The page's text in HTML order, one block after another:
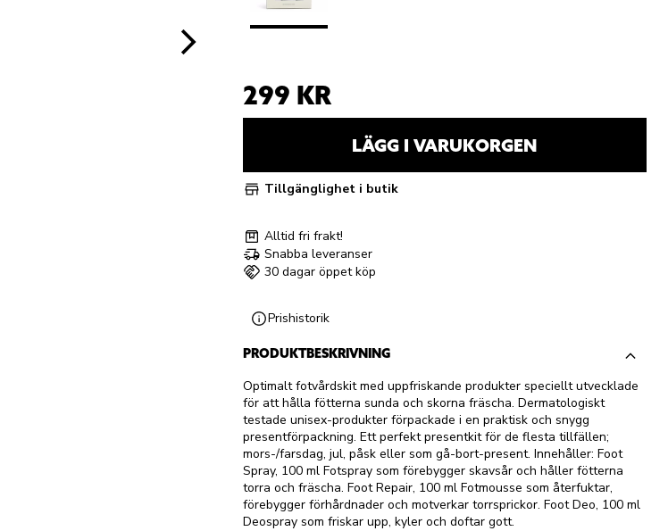
299 KR
LÄGG I VARUKORGEN
Tillgänglighet i butik
Alltid fri frakt!
Snabba leveranser
30 dagar öppet köp
Prishistorik
PRODUKTBESKRIVNING
Optimalt fotvårdskit med uppfriskande produkter speciellt utvecklade
för att hålla fötterna sunda och skorna fräscha. Dermatologiskt
testade unisex-produkter förpackade i en praktisk och snygg
presentförpackning. Ett perfekt presentkit för de flesta tillfällen;
mors-/farsdag, jul, påsk eller som gå-bort-present. Innehåller: Foot
Spray, 100 ml Fotspray som förebygger skavsår och håller fötterna
torra och fräscha. Foot Repair, 100 ml Fotmousse som återfuktar,
förebygger förhårdnader och motverkar torrsprickor. Foot Deo, 100 ml
Deospray som friskar upp, kyler och doftar gott.